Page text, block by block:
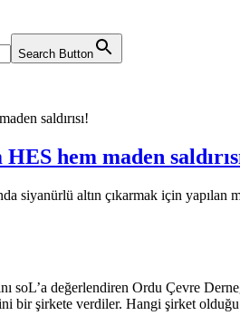
Search Button
saldırısı!
hem maden
siyanürlü altın çıkarmak için
soL’a değerlendiren Ordu Çevre
bir şirkete verdiler. Hangi şirket olduğu